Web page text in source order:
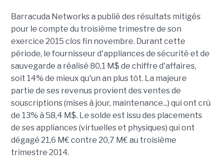
Barracuda Networks a publié des résultats mitigés
pour le compte du troisième trimestre de son
exercice 2015 clos fin novembre. Durant cette
période, le fournisseur d'appliances de sécurité et de
sauvegarde a réalisé 80,1 M$ de chiffre d'affaires,
soit 14% de mieux qu'un an plus tôt. La majeure
partie de ses revenus provient des ventes de
souscriptions (mises à jour, maintenance...) qui ont crû
de 13% à 58,4 M$. Le solde est issu des placements
de ses appliances (virtuelles et physiques) qui ont
dégagé 21,6 M€ contre 20,7 M€ au troisième
trimestre 2014.